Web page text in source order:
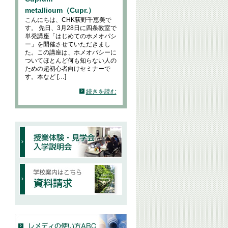
metallicum（Cupr.）
こんにちは、CHK荻野千恵美で
す。 先日、3月28日に四条教室で
単発講座「はじめてのホメオパシ
ー」を開催させていただきまし
た。この講座は、ホメオパシーに
ついてほとんど何も知らない人の
ための超初心者向けセミナーで
す。本など […]
続きを読む